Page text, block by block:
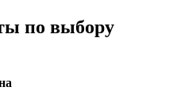
по выбору